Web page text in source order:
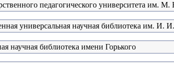
педагогического университета им. М.
универсальная научная библиотека им. И.
научная библиотека имени Горького